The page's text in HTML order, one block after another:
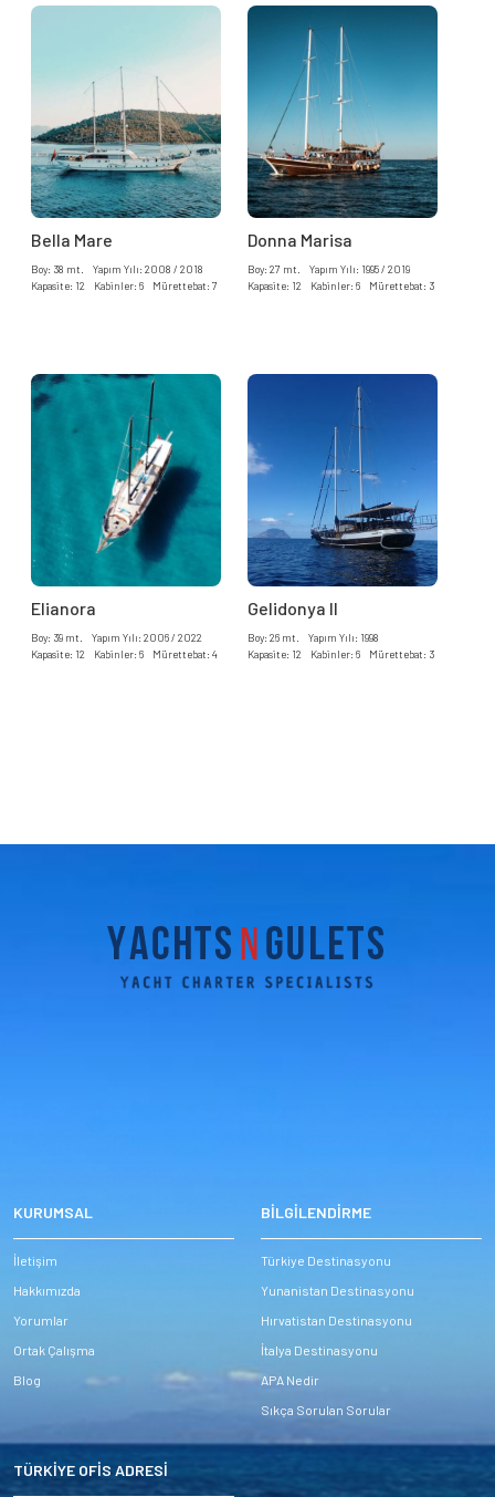
Bella Mare
Boy: 38 mt. Yapım Yılı: 2008 / 2018
Kapasite: 12 Kabinler: 6 Mürettebat: 7
Donna Marisa
Boy: 27 mt. Yapım Yılı: 1995 / 2019
Kapasite: 12 Kabinler: 6 Mürettebat: 3
Elianora
Boy: 39 mt. Yapım Yılı: 2006 / 2022
Kapasite: 12 Kabinler: 6 Mürettebat: 4
Gelidonya II
Boy: 26 mt. Yapım Yılı: 1998
Kapasite: 12 Kabinler: 6 Mürettebat: 3
KURUMSAL
İletişim
Hakkımızda
Yorumlar
Ortak Çalışma
Blog
BİLGİLENDİRME
Türkiye Destinasyonu
Yunanistan Destinasyonu
Hırvatistan Destinasyonu
İtalya Destinasyonu
APA Nedir
Sıkça Sorulan Sorular
TÜRKİYE OFİS ADRESİ